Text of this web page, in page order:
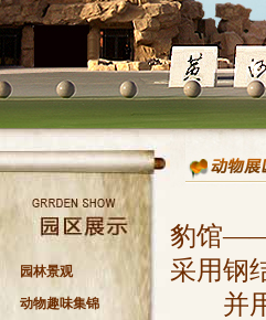
园林景观
动物趣味集锦
豹馆——
采用钢
并用